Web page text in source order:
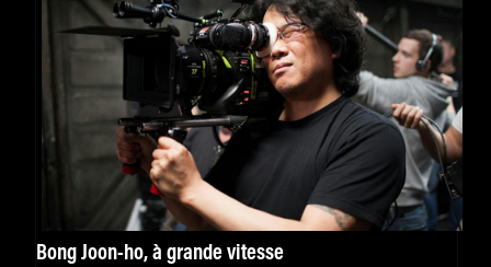
Bong Joon-ho, à grande vitesse